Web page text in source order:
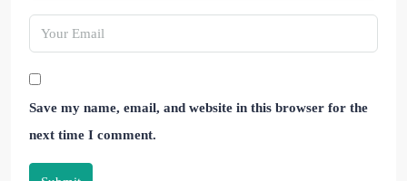
Save my name, email, and website in this browser for the
next time I comment.